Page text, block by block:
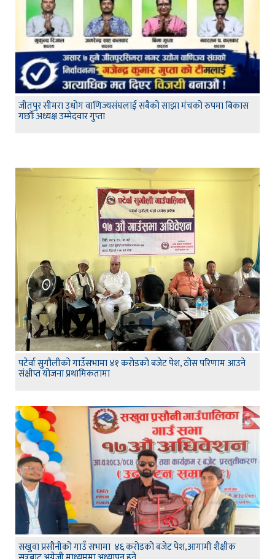
जीतपुर सीमरा उधोग वाणिज्यसंघलाई सबैको साझा मंचको रुपमा बिकास
गर्छौः अध्यक्ष उम्मेदवार गुप्ता
पटेर्वा सुगौलीको गाउँसभामा ४१ करोडको बजेट पेश, ठोस परिणाम आउने
संक्षीप्त योजना प्रथामिकतामा
सखुवा प्रसौनीको गाउँ सभामा ४६ करोडको बजेट पेश,आगामी शैक्षीक